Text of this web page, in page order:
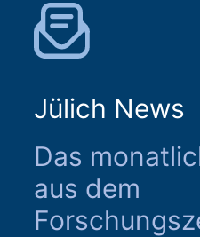
Jülich News
Das
aus dem